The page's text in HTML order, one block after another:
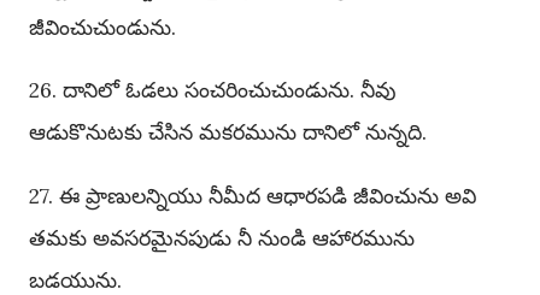
జీవించుచుండును.
26. దానిలో ఓడలు సంచరించుచుండును. నీవు
ఆడుకొనుటకు చేసిన మకరమును దానిలో నున్నది.
27. ఈ ప్రాణులన్నియు నీమీద ఆధారపడి జీవించును అవి
తమకు అవసరమైనపుడు నీ నుండి ఆహారమును
బడయును.